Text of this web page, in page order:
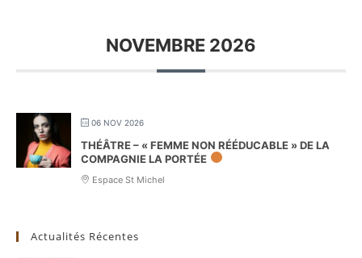
NOVEMBRE 2026
06 NOV 2026
THÉÂTRE – « FEMME NON RÉÉDUCABLE » DE LA
COMPAGNIE LA PORTÉE
Espace St Michel
Actualités Récentes